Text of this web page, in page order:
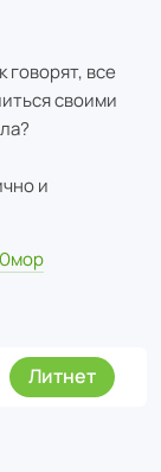
говорят, все
своими
и
Литнет